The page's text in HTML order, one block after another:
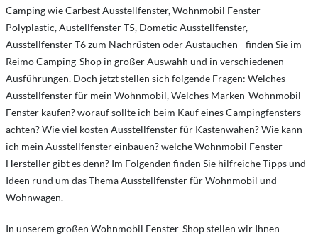
Camping wie Carbest Ausstellfenster, Wohnmobil Fenster
Polyplastic, Austellfenster T5, Dometic Ausstellfenster,
Ausstellfenster T6 zum Nachrüsten oder Austauchen - finden Sie im
Reimo Camping-Shop in großer Auswahh und in verschiedenen
Ausführungen. Doch jetzt stellen sich folgende Fragen: Welches
Ausstellfenster für mein Wohnmobil, Welches Marken-Wohnmobil
Fenster kaufen? worauf sollte ich beim Kauf eines Campingfensters
achten? Wie viel kosten Ausstellfenster für Kastenwahen? Wie kann
ich mein Ausstellfenster einbauen? welche Wohnmobil Fenster
Hersteller gibt es denn? Im Folgenden finden Sie hilfreiche Tipps und
Ideen rund um das Thema Ausstellfenster für Wohnmobil und
Wohnwagen.
In unserem großen Wohnmobil Fenster-Shop stellen wir Ihnen